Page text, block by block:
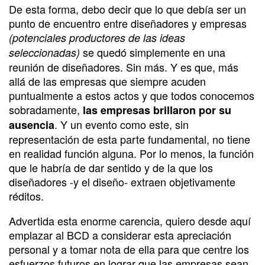
De esta forma, debo decir que lo que debía ser un
punto de encuentro entre diseñadores y empresas
(potenciales productores de las ideas
seleccionadas) se quedó simplemente en una
reunión de diseñadores. Sin más. Y es que, más
allá de las empresas que siempre acuden
puntualmente a estos actos y que todos conocemos
sobradamente, las empresas brillaron por su
ausencia. Y un evento como este, sin
representación de esta parte fundamental, no tiene
en realidad función alguna. Por lo menos, la función
que le habría de dar sentido y de la que los
diseñadores -y el diseño- extraen objetivamente
réditos.
Advertida esta enorme carencia, quiero desde aquí
emplazar al BCD a considerar esta apreciación
personal y a tomar nota de ella para que centre los